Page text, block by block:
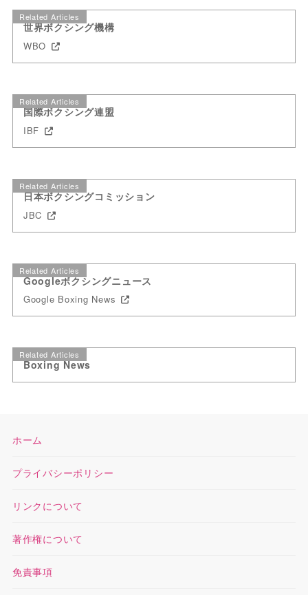
Related Articles
世界ボクシング機構
WBO
Related Articles
国際ボクシング連盟
IBF
Related Articles
日本ボクシングコミッション
JBC
Related Articles
Googleボクシングニュース
Google Boxing News
Related Articles
Boxing News
ホーム
プライバシーポリシー
リンクについて
著作権について
免責事項